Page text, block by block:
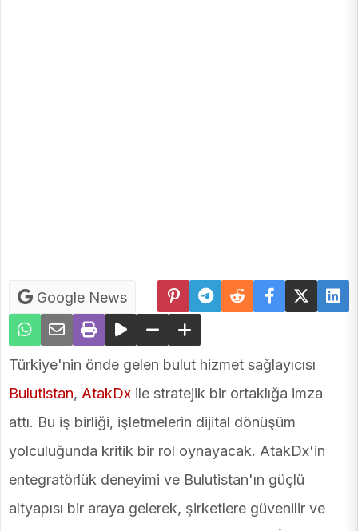
Google News
Türkiye'nin önde gelen bulut hizmet sağlayıcısı
Bulutistan, AtakDx ile stratejik bir ortaklığa imza
attı. Bu iş birliği, işletmelerin dijital dönüşüm
yolculuğunda kritik bir rol oynayacak. AtakDx'in
entegratörlük deneyimi ve Bulutistan'ın güçlü
altyapısı bir araya gelerek, şirketlere güvenilir ve